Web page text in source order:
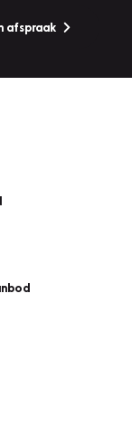
afspraak